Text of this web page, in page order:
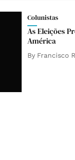
Colunistas
As Eleições
América
By Francisco